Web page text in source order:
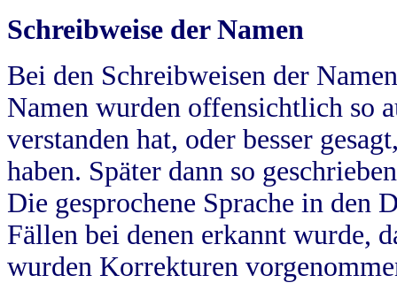
Schreibweise der Namen
Bei den Schreibweisen der
Namen wurden offensichtlich so
verstanden hat, oder besser
haben. Später dann so
Die gesprochene Sprache in
Fällen bei denen erkannt wurde,
wurden Korrekturen